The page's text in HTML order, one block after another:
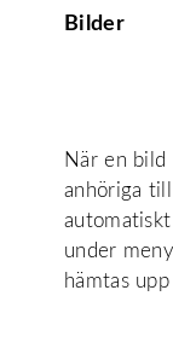
Bilder
När en bild
anhöriga
automatiskt
under
hämtas